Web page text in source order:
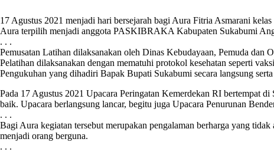
17 Agustus 2021 menjadi hari bersejarah bagi Aura Fitria Asmarani
Aura terpilih menjadi anggota PASKIBRAKA Kabupaten Sukabumi
. . .
Pemusatan Latihan dilaksanakan oleh Dinas Kebudayaan, Pemuda
Pelatihan dilaksanakan dengan mematuhi protokol kesehatan seperti
Pengukuhan yang dihadiri Bapak Bupati Sukabumi secara langsung
Pada 17 Agustus 2021 Upacara Peringatan Kemerdekan RI bertempat
baik. Upacara berlangsung lancar, begitu juga Upacara Penurunan
. . .
Bagi Aura kegiatan tersebut merupakan pengalaman berharga yang
menjadi orang berguna.
. . .